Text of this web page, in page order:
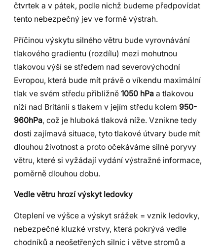
čtvrtek a v pátek, podle nichž budeme předpovídat
tento nebezpečný jev ve formě výstrah.
Příčinou výskytu silného větru bude vyrovnávání
tlakového gradientu (rozdílu) mezi mohutnou
tlakovou výší se středem nad severovýchodní
Evropou, která bude mít právě o víkendu maximální
tlak ve svém středu přibližně 1050 hPa a tlakovou
níží nad Británií s tlakem v jejím středu kolem 950-
960hPa, což je hluboká tlaková níže. Vznikne tedy
dosti zajímavá situace, tyto tlakové útvary bude mít
dlouhou životnost a proto očekáváme silné poryvy
větru, které si vyžádají vydání výstražné informace,
poměrně dlouhou dobu.
Vedle větru hrozí výskyt ledovky
Oteplení ve výšce a výskyt srážek = vznik ledovky,
nebezpečné kluzké vrstvy, která pokrývá vedle
chodníků a neošetřených silnic i větve stromů a